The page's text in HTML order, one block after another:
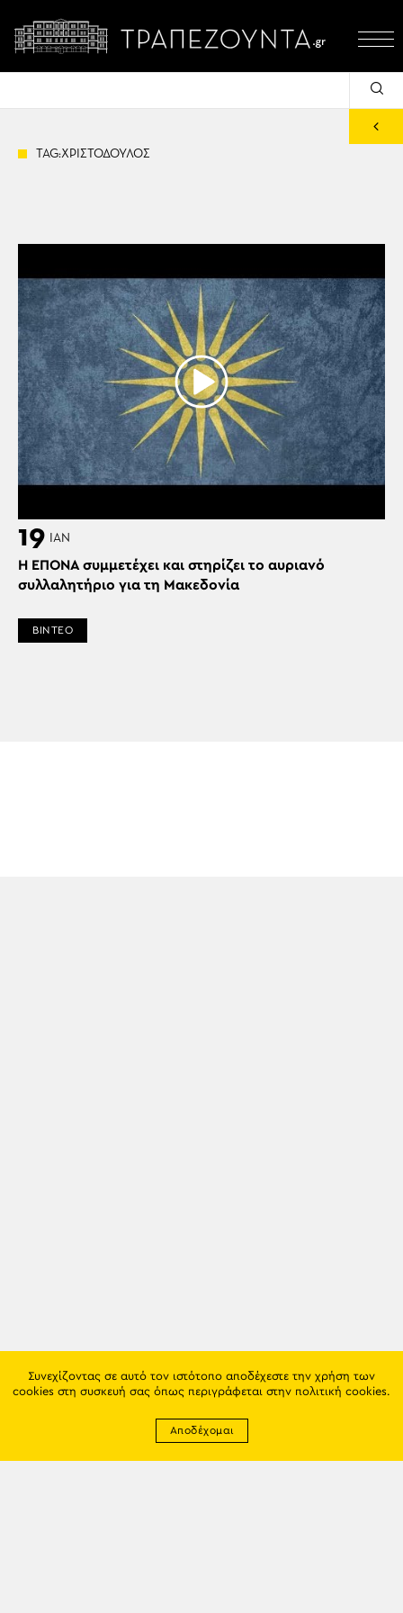
TAG:ΧΡΙΣΤΟΔΟΥΛΟΣ
19 ΙΑΝ
Η ΕΠΟΝΑ συμμετέχει και στηρίζει το αυριανό
συλλαλητήριο για τη Μακεδονία
ΒΙΝΤΕΟ
Συνεχίζοντας σε αυτό τον ιστότοπο αποδέχεστε την χρήση των
cookies στη συσκευή σας όπως περιγράφεται στην πολιτική cookies.
Αποδέχομαι